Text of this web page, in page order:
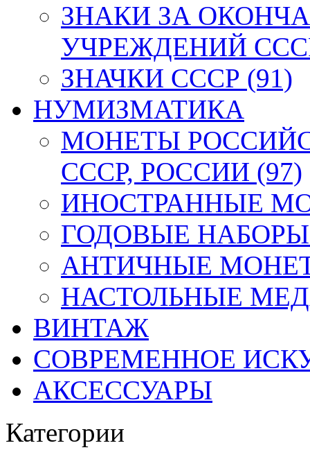
ЗНАКИ ЗА
УЧРЕЖДЕНИЙ
ЗНАЧКИ СССР (91)
НУМИЗМАТИКА
МОНЕТЫ
СССР, РОССИИ (97)
ИНОСТРАННЫЕ
ГОДОВЫЕ НАБОРЫ
АНТИЧНЫЕ
НАСТОЛЬНЫЕ
ВИНТАЖ
СОВРЕМЕННОЕ
АКСЕССУАРЫ
Категории